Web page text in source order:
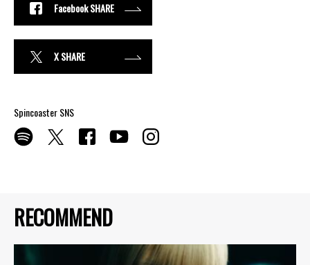
RECOMMEND
Facebook SHARE
X SHARE
Spincoaster SNS